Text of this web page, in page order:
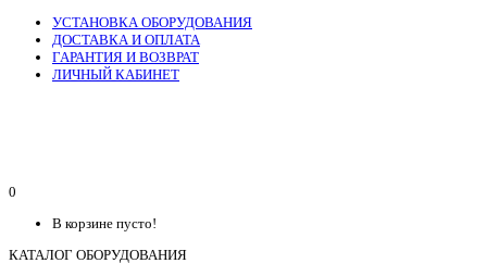
УСТАНОВКА ОБОРУДОВАНИЯ
ДОСТАВКА И ОПЛАТА
ГАРАНТИЯ И ВОЗВРАТ
ЛИЧНЫЙ КАБИНЕТ
0
В корзине пусто!
КАТАЛОГ ОБОРУДОВАНИЯ